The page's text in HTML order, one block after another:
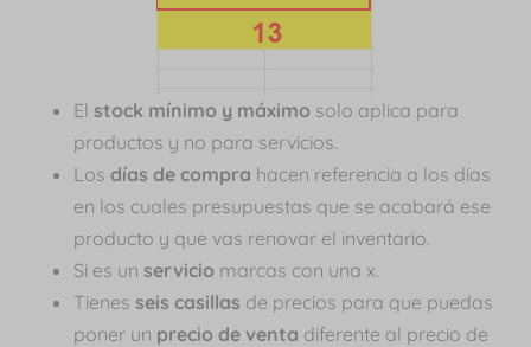
El stock mínimo y máximo solo aplica para
productos y no para servicios.
Los días de compra hacen referencia a los días
en los cuales presupuestas que se acabará ese
producto y que vas renovar el inventario.
Si es un servicio marcas con una x.
Tienes seis casillas de precios para que puedas
poner un precio de venta diferente al precio de